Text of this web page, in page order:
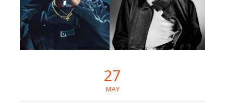
27
MAY